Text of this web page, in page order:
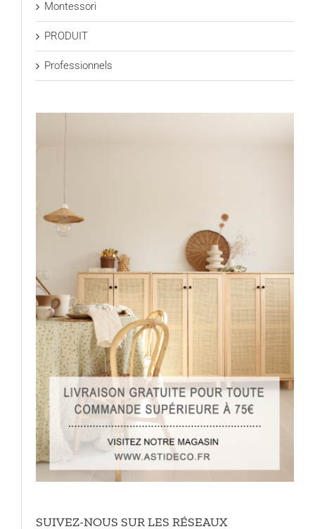
Montessori
PRODUIT
Professionnels
SUIVEZ-NOUS SUR LES RÉSEAUX